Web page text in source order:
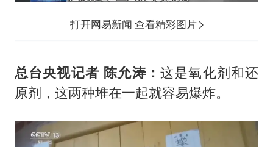
打开网易新闻 查看精彩图片
总台央视记者 陈允涛： 这是氧化剂和还
原剂，这两种堆在一起就容易爆炸。